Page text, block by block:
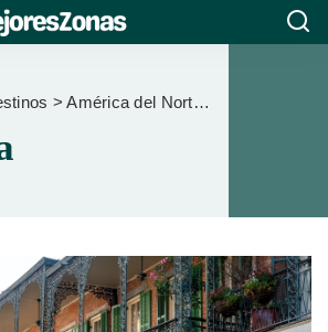
>América del Norte >